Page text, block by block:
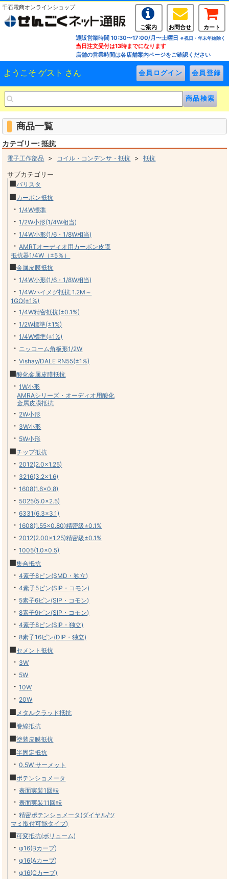
千石電商オンラインショップ
ご案内 お問合せ
カート
通販営業時間 10:30〜17:00/月〜土曜日 ※祝日・年末年始除く
当日注文受付は13時までになります
店舗の営業時間は各店舗案内ページをご確認ください
ようこそ ゲスト さん
商品一覧
カテゴリー: 抵抗
電子工作部品 > コイル・コンデンサ・抵抗 >抵抗
サブカテゴリー
■バリスタ
■カーボン抵抗
・1/4W標準
・1/2W小形(1/4W相当)
・1/4W小形(1/6・1/8W相当)
・AMRTオーディオ用カーボン皮膜
抵抗器1/4W（±5％）
■金属皮膜抵抗
・1/4W小形(1/6・1/8W相当)
・1/4Wハイメグ抵抗 1.2M～
1GΩ(±1%)
・1/4W精密抵抗(±0.1%)
・1/2W標準(±1%)
・1/4W標準(±1%)
・ ニッコーム角板形1/2W
・Vishay/DALE RN55(±1%)
■酸化金属皮膜抵抗
・1W小形
AMRAシリーズ・オーディオ用酸化
金属皮膜抵抗
・ 2W小形
・ 3W小形
・ 5W小形
■チップ抵抗
・ 2012(2.0×1.25)
・ 3216(3.2×1.6)
・1608(1.6×0.8)
・ 5025(5.0×2.5)
・6331(6.3×3.1)
・1608(1.55×0.80)精密級±0.1%
・ 2012(2.00×1.25)精密級±0.1%
・1005(1.0×0.5)
■集合抵抗
・4素子8ピン(SMD・独立)
・4素子5ピン(SIP・コモン)
・ 5素子6ピン(SIP・コモン)
・8素子9ピン(SIP・コモン)
・4素子8ピン(SIP・独立)
・8素子16ピン(DIP・独立)
■セメント抵抗
・ 3W
・ 5W
・10W
・ 20W
■ メタルクラッド抵抗
■巻線抵抗
■塗装皮膜抵抗
■半固定抵抗
・0.5W サーメット
■ポテンショメータ
・表面実装1回転
・表面実装11回転
・精密ポテンショメータ(ダイヤル/ツ
マミ取付可能タイプ)
■可変抵抗(ボリューム)
・φ16(Bカーブ)
・φ16(Aカーブ)
・φ16(Cカーブ)